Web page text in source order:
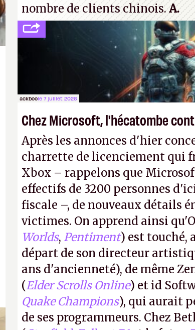
nombre de clients chinois.A.
ackboole 7 juillet 2026
Chez Microsoft, l'hécatombe
Après les annonces d'hier
charrette de licenciement qui
Xbox – rappelons que
effectifs de 3200 personnes
fiscale –, de nouveaux détails
victimes. On apprend ainsi
Worlds, Pentiment) est touché,
départ de son directeur
ans d'ancienneté), de même
(Elder Scrolls Online) et id
Quake Champions), qui aurait
de ses programmeurs. Chez